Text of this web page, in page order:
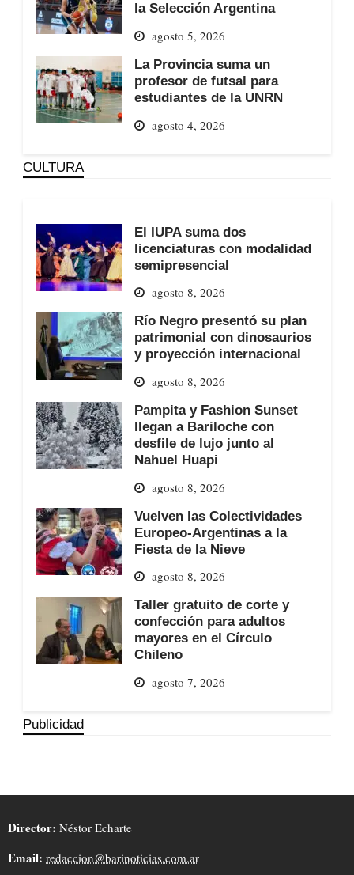
la Selección Argentina
agosto 5, 2026
La Provincia suma un
profesor de futsal para
estudiantes de la UNRN
agosto 4, 2026
CULTURA
El IUPA suma dos
licenciaturas con modalidad
semipresencial
agosto 8, 2026
Río Negro presentó su plan
patrimonial con dinosaurios
y proyección internacional
agosto 8, 2026
Pampita y Fashion Sunset
llegan a Bariloche con
desfile de lujo junto al
Nahuel Huapi
agosto 8, 2026
Vuelven las Colectividades
Europeo-Argentinas a la
Fiesta de la Nieve
agosto 8, 2026
Taller gratuito de corte y
confección para adultos
mayores en el Círculo
Chileno
agosto 7, 2026
Publicidad
Director: Néstor Echarte
Email: redaccion@barinoticias.com.ar